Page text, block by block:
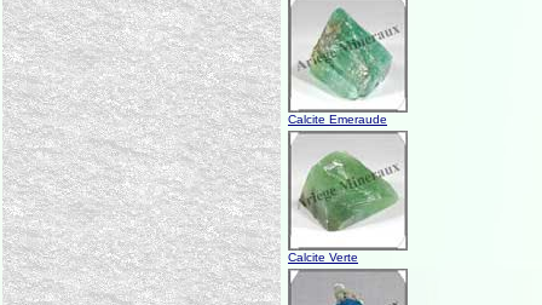
Calcite Emeraude
Calcite Verte